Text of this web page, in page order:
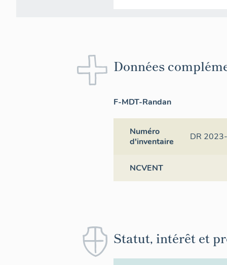
Données
F-MDT-Randan
Numéro
d'inventaire
DR
NCVENT
Statut, intérêt et